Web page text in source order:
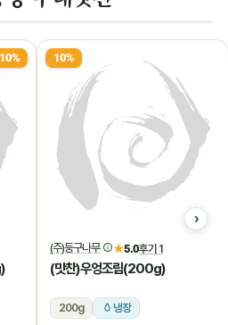
10% 10%
(주)둥구나무 ★5.0후기 1
(맛찬)우엉조림(200g)
200g 냉장